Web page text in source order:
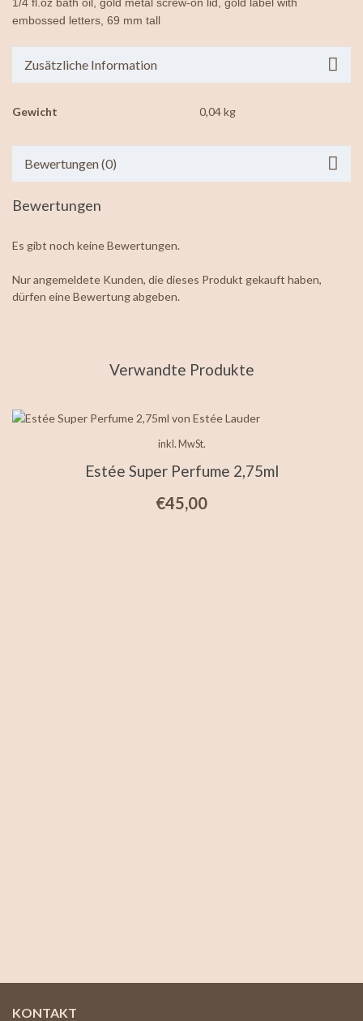
embossed letters, 69 mm tall
Zusätzliche Information
Gewicht 0,04 kg
Bewertungen (0)
Bewertungen
Es gibt noch keine Bewertungen.
Nur angemeldete Kunden, die dieses Produkt gekauft haben,
dürfen eine Bewertung abgeben.
Verwandte Produkte
inkl. MwSt.
Estée Super Perfume 2,75ml
€45,00
KONTAKT